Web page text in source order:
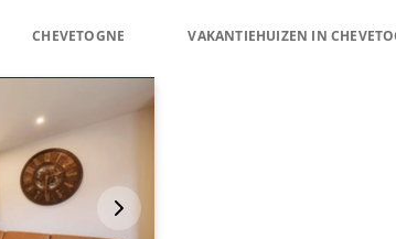
CHEVETOGNE VAKANTIEHUIZEN IN